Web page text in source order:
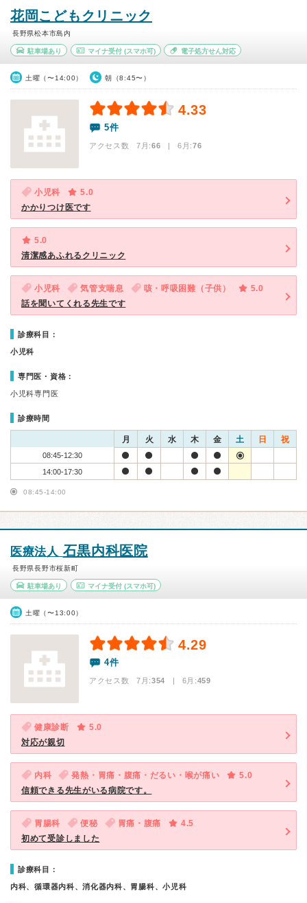
花岡こどもクリニック
長野県松本市島内
駐車場あり マイナ受付(スマホ可) 電子処方せん対応
土曜（〜14:00） 朝（8:45〜）
4.33
5件
アクセス数 7月:66 | 6月:76
小児科
5.0
かかりつけ医です
5.0
清潔感あふれるクリニック
小児科 気管支喘息 咳・呼吸困難（子供）
5.0
話を聞いてくれる先生です
診療科目：
小児科
専門医・資格：
小児科専門医
診療時間
月 火 水 木 金 土 日 祝
08:45-12:30
14:00-17:30
08:45-14:00
医療法人 石黒内科医院
長野県長野市桜新町
駐車場あり マイナ受付(スマホ可)
土曜（〜13:00）
4.29
4件
アクセス数 7月:354 | 6月:459
健康診断
5.0
対応が親切
内科 発熱・胃痛・腹痛・だるい・喉が痛い
5.0
信頼できる先生がいる病院です。
胃腸科 便秘 胃痛・腹痛
4.5
初めて受診しました
診療科目：
内科、循環器内科、消化器内科、胃腸科、小児科